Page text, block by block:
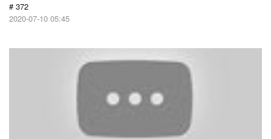
# 372
2020-07-10 05:45